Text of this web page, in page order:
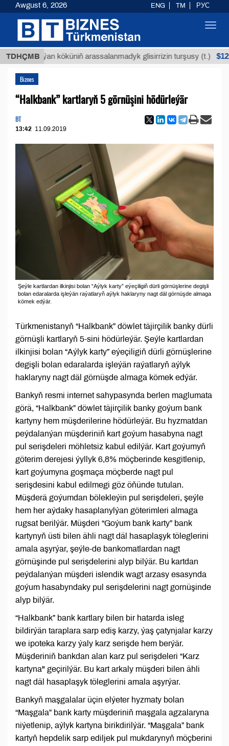
TDHÇMB
Buýan köküniň arassalanmadyk glisirrizin turşusy (t.) $12935,18
Biznes
“Halkbank” kartlaryň 5 görnüşini hödürleýär
BT
13:42 11.09.2019
Şeýle kartlardan ilkinjisi bolan “Aýlyk karty” eýeçiligiň dürli görnüşlerine degişli
bolan edaralarda işleýän raýatlaryň aýlyk haklaryny nagt däl görnüşde almaga
kömek edýär.
Türkmenistanyň “Halkbank” döwlet täjirçilik banky dürli
görnüşli kartlaryň 5-sini hödürleýär. Şeýle kartlardan
ilkinjisi bolan “Aýlyk karty” eýeçiligiň dürli görnüşlerine
degişli bolan edaralarda işleýän raýatlaryň aýlyk
haklaryny nagt däl görnüşde almaga kömek edýär.
Bankyň resmi internet sahypasynda berlen maglumata
görä, “Halkbank” döwlet täjirçilik banky goýum bank
kartyny hem müşderilerine hödürleýär. Bu hyzmatdan
peýdalanýan müşderiniň kart goýum hasabyna nagt
pul serişdeleri möhletsiz kabul edilýär. Kart goýumyň
göterim derejesi ýyllyk 6,8% möçberinde kesgitlenip,
kart goýumyna goşmaça möçberde nagt pul
serişdesini kabul edilmegi göz öňünde tutulan.
Müşderä goýumdan bölekleýin pul serişdeleri, şeýle
hem her aýdaky hasaplanylýan göterimleri almaga
rugsat berilýär. Müşderi “Goýum bank karty” bank
kartynyň üsti bilen ähli nagt däl hasaplaşyk töleglerini
amala aşyrýar, şeýle-de bankomatlardan nagt
görnüşinde pul serişdelerini alyp bilýär. Bu kartdan
peýdalanýan müşderi islendik wagt arzasy esasynda
goýum hasabyndaky pul serişdelerini nagt gornüşinde
alyp bilýär.
“Halkbank” bank kartlary bilen bir hatarda isleg
bildirýän taraplara sarp ediş karzy, ýaş çatynjalar karzy
we ipoteka karzy ýaly karz serişde hem berýär.
Müşderiniň bankdan alan karz pul serişdeleri “Karz
kartyna" geçirilýär. Bu kart arkaly müşderi bilen ähli
nagt däl hasaplaşyk töleglerini amala aşyrýar.
Bankyň maşgalalar üçin elýeter hyzmaty bolan
“Maşgala” bank karty müşderiniň maşgala agzalaryna
niýetlenip, aýlyk kartyna birikdirilýär. “Maşgala” bank
kartyň hepdelik sarp ediljek pul mukdarynyň möçberini
Awgust 6, 2026 ENG TM РУС